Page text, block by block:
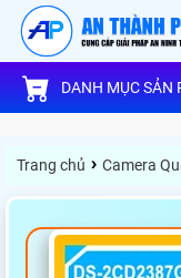
DANH MỤC SẢN
Trang chủ › Camera